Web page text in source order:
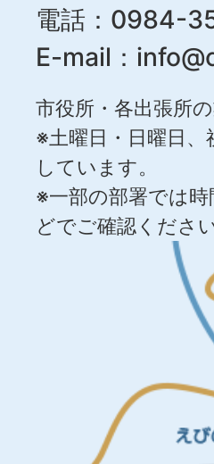
電話：0984-
E-mail：
市役所・各出張所
※土曜日・日曜日
しています。
※一部の部署では
どでご確認ください